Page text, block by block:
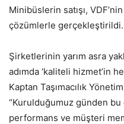
Minibüslerin satışı,
çözümlerle gerçekleştirildi.
Şirketlerinin yarım asra
adımda ‘kaliteli hizmet’in
Kaptan Taşımacılık
“Kurulduğumuz günden
performans ve müşteri